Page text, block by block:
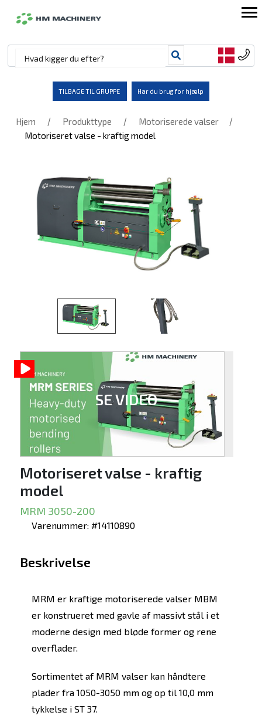
TILBAGE TIL GRUPPE Har du brug for hjælp
Hjem / Produkttype / Motoriserede valser /
Motoriseret valse - kraftig model
SE VIDEO
Motoriseret valse - kraftig
model
MRM 3050-200
Varenummer: #14110890
Beskrivelse
MRM er kraftige motoriserede valser MBM
er konstrueret med gavle af massivt stål i et
moderne design med bløde former og rene
overflader.
Sortimentet af MRM valser kan håndtere
plader fra 1050-3050 mm og op til 10,0 mm
tykkelse i ST 37.